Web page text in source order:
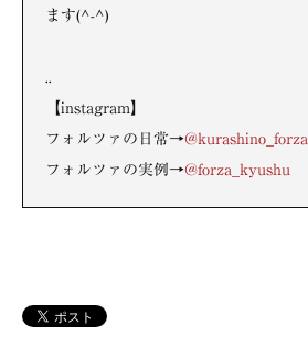
ます(^-^)
..
【instagram】
フォルツァの日常→@kurashino_forza
フォルツァの実例→@forza_kyushu